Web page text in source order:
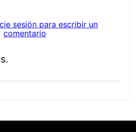
sesión para escribir un
comentario